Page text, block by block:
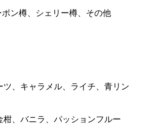
ン樽、シェリー樽、その他
ツ、キャラメル、ライチ、青リン
柑、バニラ、パッションフルー